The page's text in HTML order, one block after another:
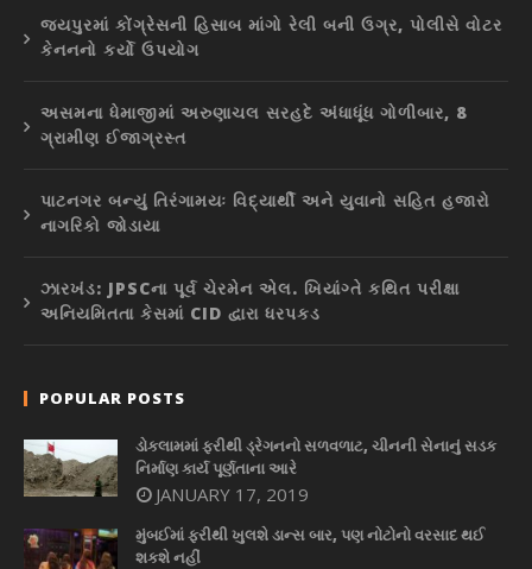
જયપુરમાં કોંગ્રેસની હિસાબ માંગો રેલી બની ઉગ્ર, પોલીસે વોટર
કેનનનો કર્યો ઉપયોગ
અસમના ધેમાજીમાં અરુણાચલ સરહદે અંધાધૂંધ ગોળીબાર, 8
ગ્રામીણ ઈજાગ્રસ્ત
પાટનગર બન્યું તિરંગામયઃ વિદ્યાર્થી અને યુવાનો સહિત હજારો
નાગરિકો જોડાયા
ઝારખંડ: JPSCના પૂર્વ ચેરમેન એલ. ખિયાંગ્તે કથિત પરીક્ષા
અનિયમિતતા કેસમાં CID દ્વારા ધરપકડ
POPULAR POSTS
ડોકલામમાં ફરીથી ડ્રેગનનો સળવળાટ, ચીનની સેનાનું સડક
નિર્માણ કાર્ય પૂર્ણતાના આરે
JANUARY 17, 2019
મુંબઈમાં ફરીથી ખુલશે ડાન્સ બાર, પણ નોટોનો વરસાદ થઈ
શકશે નહીં